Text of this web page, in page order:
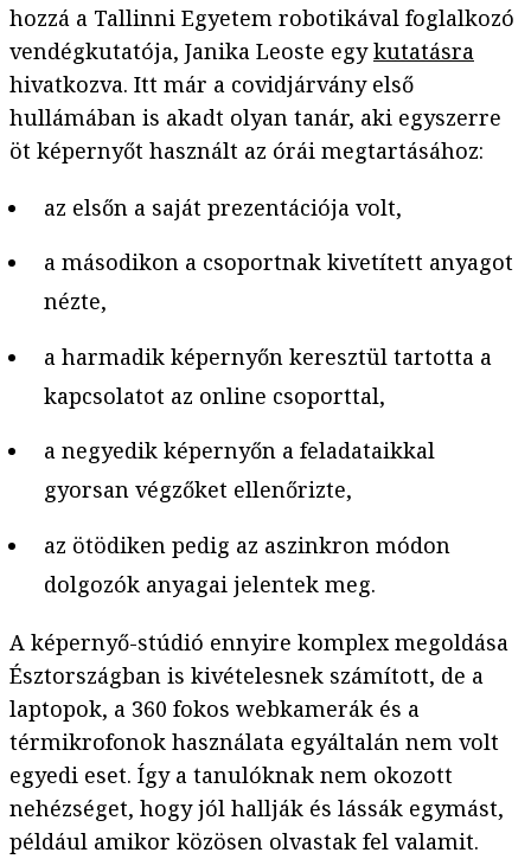
hozzá a Tallinni Egyetem robotikával foglalkozó
vendégkutatója, Janika Leoste egykutatásra
hivatkozva. Itt már a covidjárvány első
hullámában is akadt olyan tanár, aki egyszerre
öt képernyőt használt az órái megtartásához:
az elsőn a saját prezentációja volt,
a másodikon a csoportnak kivetített anyagot
nézte,
a harmadik képernyőn keresztül tartotta a
kapcsolatot az online csoporttal,
a negyedik képernyőn a feladataikkal
gyorsan végzőket ellenőrizte,
az ötödiken pedig az aszinkron módon
dolgozók anyagai jelentek meg.
A képernyő-stúdió ennyire komplex megoldása
Észtországban is kivételesnek számított, de a
laptopok, a 360 fokos webkamerák és a
térmikrofonok használata egyáltalán nem volt
egyedi eset. Így a tanulóknak nem okozott
nehézséget, hogy jól hallják és lássák egymást,
például amikor közösen olvastak fel valamit.